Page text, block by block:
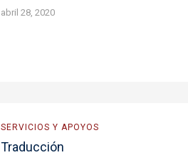
abril 28, 2020
SERVICIOS Y APOYOS
Traducción